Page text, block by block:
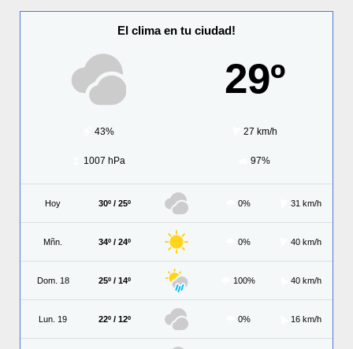
El clima en tu ciudad!
29º
43% 27 km/h
1007 hPa 97%
Hoy 30º / 25º 0% 31 km/h
Mñn. 34º / 24º 0% 40 km/h
Dom. 18 25º / 14º 100% 40 km/h
Lun. 19 22º / 12º 0% 16 km/h